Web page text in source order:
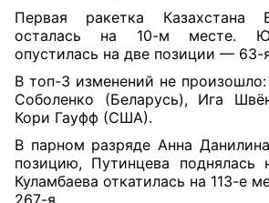
Первая ракетка Казахстана
осталась на 10-м месте.
опустилась на две позиции — 63-
В топ-3 изменений не
Соболенко (Беларусь), Ига
Кори Гауфф (США).
В парном разряде Анна
позицию, Путинцева
Куламбаева откатилась на 113-е
267-я.